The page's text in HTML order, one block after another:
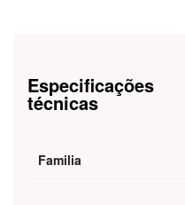
Especificações
técnicas
Familia